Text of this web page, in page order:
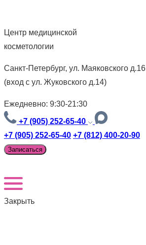
Центр медицинской
косметологии
Санкт-Петербург, ул. Маяковского д.16
(вход с ул. Жуковского д.14)
Ежедневно: 9:30-21:30
+7 (905) 252-65-40
+7 (905) 252-65-40 +7 (812) 400-20-90
Записаться
Закрыть